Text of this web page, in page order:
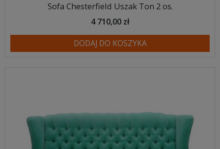
Sofa Chesterfield Uszak Ton 2 os.
4 710,00 zł
DODAJ DO KOSZYKA